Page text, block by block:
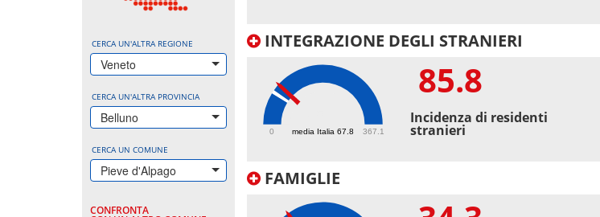
CERCA UN'ALTRA REGIONE
Veneto
CERCA UN'ALTRA PROVINCIA
Belluno
CERCA UN COMUNE
Pieve d'Alpago
CONFRONTA
INTEGRAZIONE DEGLI STRANIERI
media Italia 67.8
0 367.1
85.8
Incidenza di residenti
stranieri
FAMIGLIE